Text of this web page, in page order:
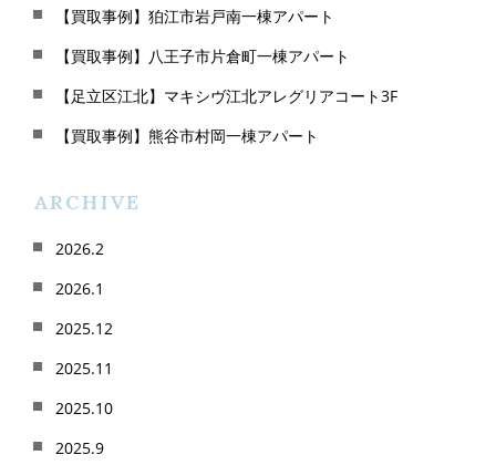
【買取事例】狛江市岩戸南一棟アパート
【買取事例】八王子市片倉町一棟アパート
【足立区江北】マキシヴ江北アレグリアコート3F
【買取事例】熊谷市村岡一棟アパート
ARCHIVE
2026.2
2026.1
2025.12
2025.11
2025.10
2025.9